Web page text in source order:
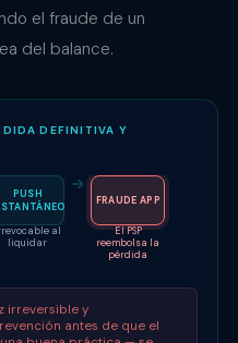
el fraude de un
del balance.
DEFINITIVA Y
PUSH
al
liquidar
FRAUDE APP
El PSP
reembolsa la
pérdida
irreversible y
antes de que el